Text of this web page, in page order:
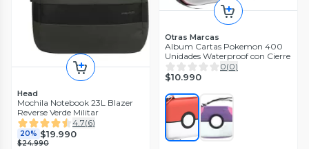
Head
Mochila Notebook 23L Blazer
Reverse Verde Militar
4.7(6)
20% $19.990
$24.990
Otras Marcas
Album Cartas Pokemon 400
Unidades Waterproof con Cierre
0(0)
$10.990